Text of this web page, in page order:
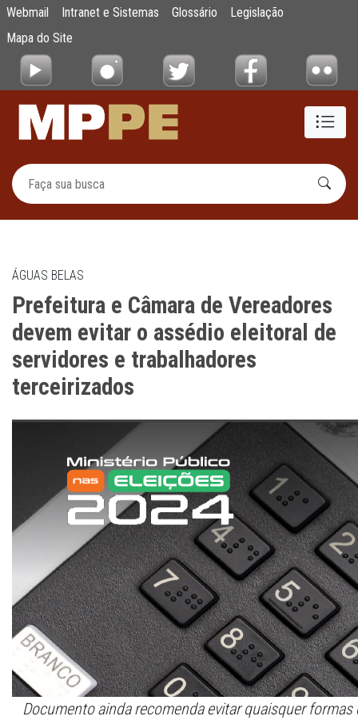
Pular para o Conteúdo principal
Prefeitura e Câmara de Vereadores
Webmail Intranet e Sistemas Glossário
Legislação
Mapa do Site
ÁGUAS BELAS
Prefeitura e Câmara de Vereadores
devem evitar o assédio eleitoral de
servidores e trabalhadores
terceirizados
Documento ainda recomenda evitar quaisquer